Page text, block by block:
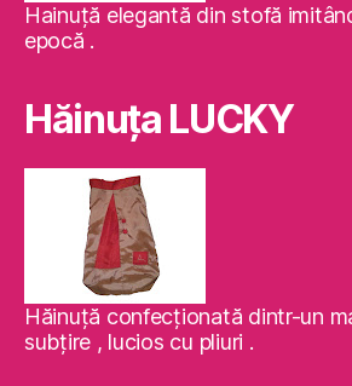
Hainuţă elegantă din stofă
epocă .
Hăinuţa LUCKY
Hăinuţă confecţionată dintr-un
subţire , lucios cu pliuri .